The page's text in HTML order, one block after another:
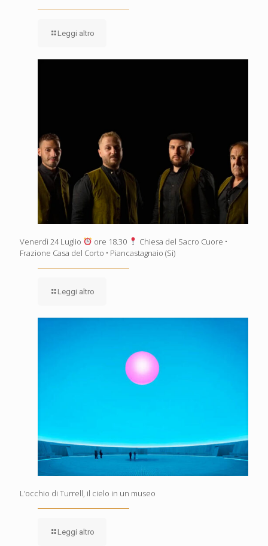
Leggi altro
Venerdì 24 Luglio ore 18.30
Chiesa del Sacro Cuore •
Frazione Casa del Corto • Piancastagnaio (Si)
Leggi altro
L’occhio di Turrell, il cielo in un museo
Leggi altro